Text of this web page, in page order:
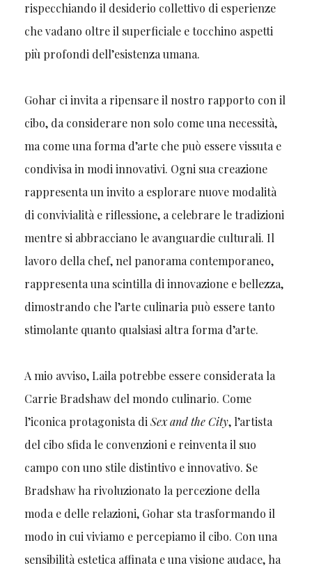
rispecchiando il desiderio collettivo di esperienze
che vadano oltre il superficiale e tocchino aspetti
più profondi dell’esistenza umana.
Gohar ci invita a ripensare il nostro rapporto con il
cibo, da considerare non solo come una necessità,
ma come una forma d’arte che può essere vissuta e
condivisa in modi innovativi. Ogni sua creazione
rappresenta un invito a esplorare nuove modalità
di convivialità e riflessione, a celebrare le tradizioni
mentre si abbracciano le avanguardie culturali. Il
lavoro della chef, nel panorama contemporaneo,
rappresenta una scintilla di innovazione e bellezza,
dimostrando che l’arte culinaria può essere tanto
stimolante quanto qualsiasi altra forma d’arte.
A mio avviso, Laila potrebbe essere considerata la
Carrie Bradshaw del mondo culinario. Come
l’iconica protagonista diSex and the City, l’artista
del cibo sfida le convenzioni e reinventa il suo
campo con uno stile distintivo e innovativo. Se
Bradshaw ha rivoluzionato la percezione della
moda e delle relazioni, Gohar sta trasformando il
modo in cui viviamo e percepiamo il cibo. Con una
sensibilità estetica affinata e una visione audace, ha